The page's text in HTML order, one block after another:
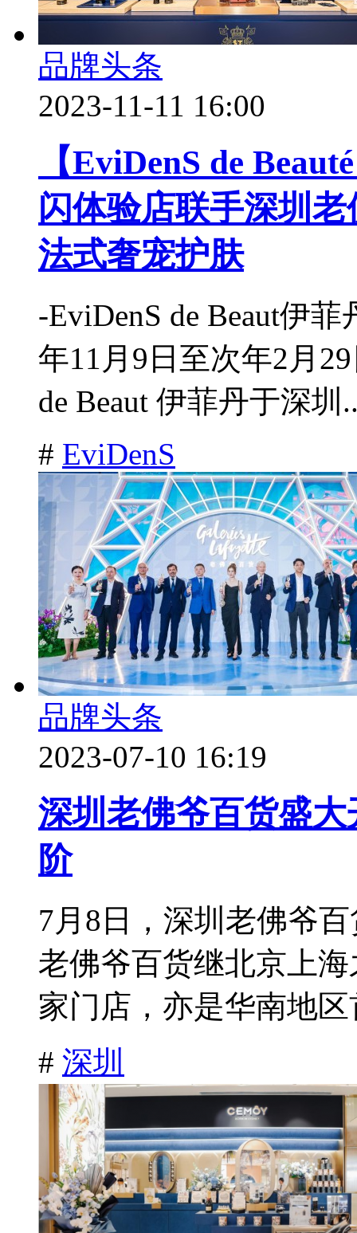
品牌头条
2023-11-11 16:00
【EviDenS de
闪体验店联手深圳
法式奢宠护肤
-EviDenS de Beaut伊
年11月9日至次年2月
de Beaut 伊菲丹于深圳
# EviDenS
品牌头条
2023-07-10 16:19
深圳老佛爷百货盛
阶
7月8日，深圳老佛爷
老佛爷百货继北京上
家门店，亦是华南地
# 深圳